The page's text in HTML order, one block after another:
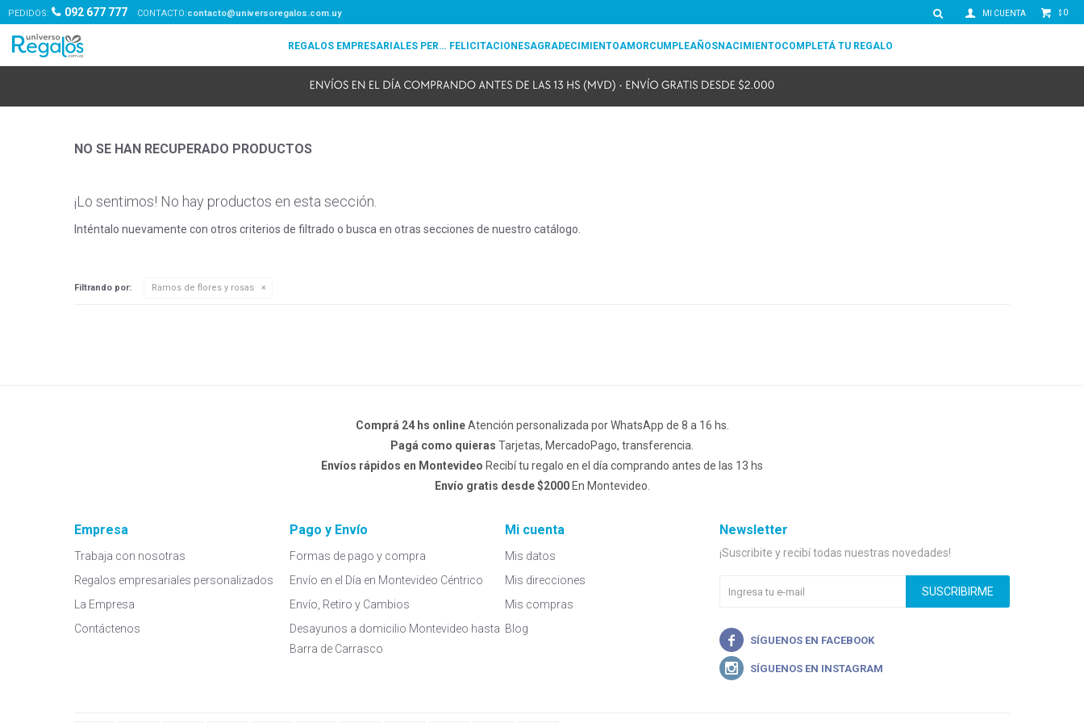
REGALOS EMPRESARIALES PERSONALIZADOS FELICITACIONESAGRADECIMIENTOAMORCUMPLEAÑOSNACIMIENTOCOMPLETÁ TU REGALO
$ 0
PEDIDOS: 092 677 777 contacto@universoregalos.com.uy
NO SE HAN RECUPERADO PRODUCTOS
¡Lo sentimos! No hay productos en esta sección.
Inténtalo nuevamente con otros criterios de filtrado o busca en otras secciones de nuestro catálogo.
Filtrando por: Ramos de flores y rosas
Comprá 24 hs onlineAtención personalizada por WhatsApp de 8 a 16 hs.
Pagá como quieras Tarjetas, MercadoPago, transferencia.
Envíos rápidos en Montevideo Recibí tu regalo en el día comprando antes de las 13 hs
Envío gratis desde $2000En Montevideo.
Empresa
Trabaja con nosotras
Regalos empresariales personalizados
La Empresa
Contáctenos
Pago y Envío
Formas de pago y compra
Envío en el Día en Montevideo Céntrico
Envío, Retiro y Cambios
Desayunos a domicilio Montevideo hasta
Barra de Carrasco
Mi cuenta
Mis datos
Mis direcciones
Mis compras
Blog
Newsletter
¡Suscribite y recibí todas nuestras novedades!
SUSCRIBIRME

